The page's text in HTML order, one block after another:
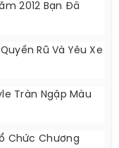
2012 Bạn Đã
Rũ Và Yêu Xe
Tràn Ngập Màu
Chức Chương